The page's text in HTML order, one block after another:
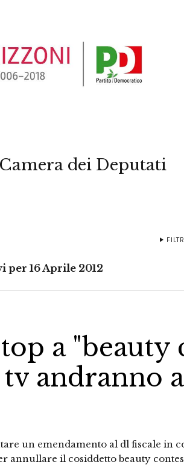
dei Deputati
per 16 Aprile 2012
a "beauty
andranno
un emendamento al dl fiscale in
annullare il cosiddetto beauty